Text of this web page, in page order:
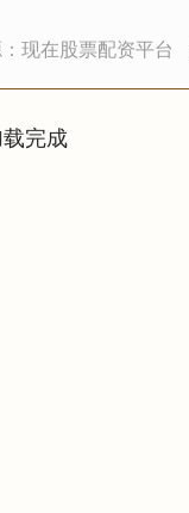
现在股票配资平台
完成沪深300